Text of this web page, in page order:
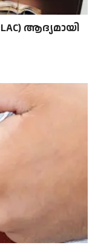
ആദ്യമായി